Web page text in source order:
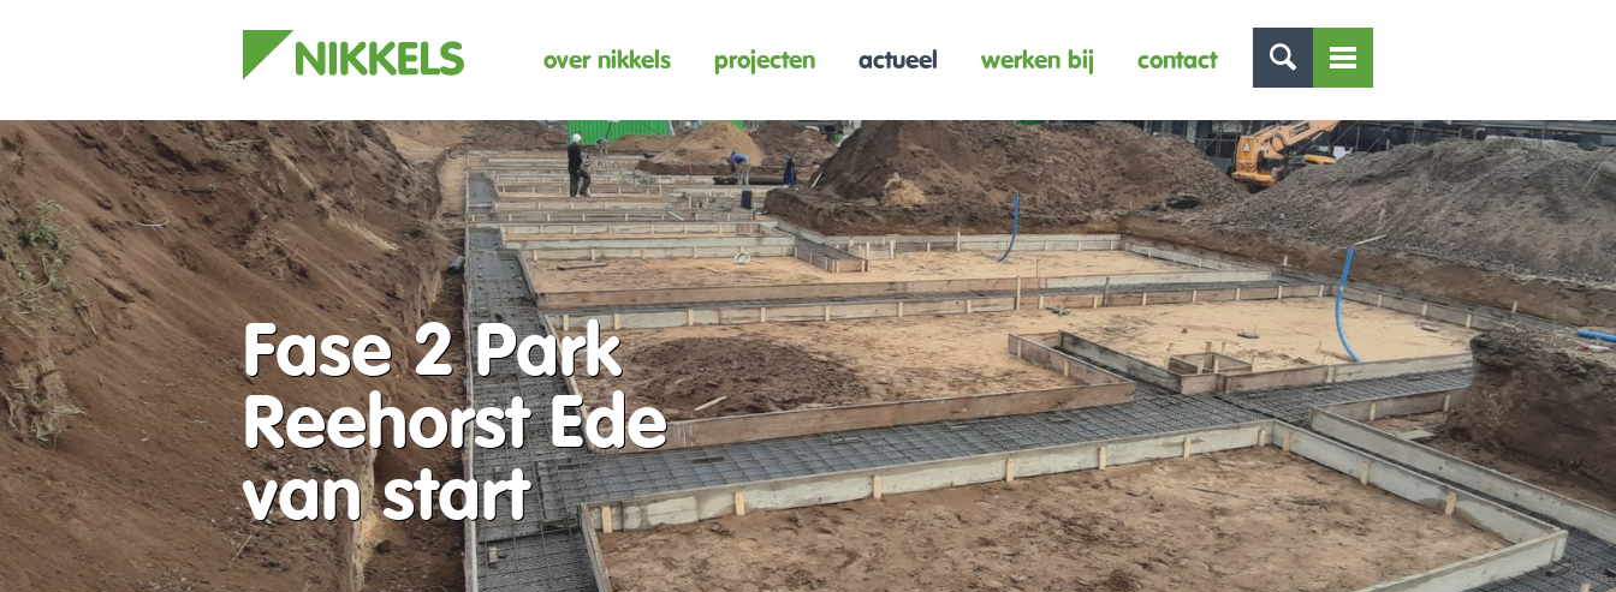
over nikkels projecten actueel werken bij contact
Fase 2 Park
Reehorst Ede
van start